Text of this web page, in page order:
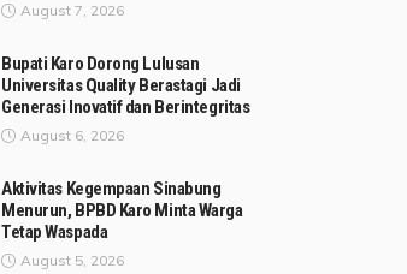
August 7, 2026
Bupati Karo Dorong Lulusan
Universitas Quality Berastagi Jadi
Generasi Inovatif dan Berintegritas
August 6, 2026
Aktivitas Kegempaan Sinabung
Menurun, BPBD Karo Minta Warga
Tetap Waspada
August 5, 2026